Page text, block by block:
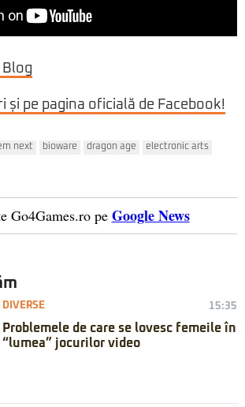
Blog
și pe pagina oficială de Facebook!
next bioware dragon age
electronic arts
Go4Games.ro pe Google News
DIVERSE 15:35
Problemele de care se lovesc femeile în
“lumea” jocurilor video